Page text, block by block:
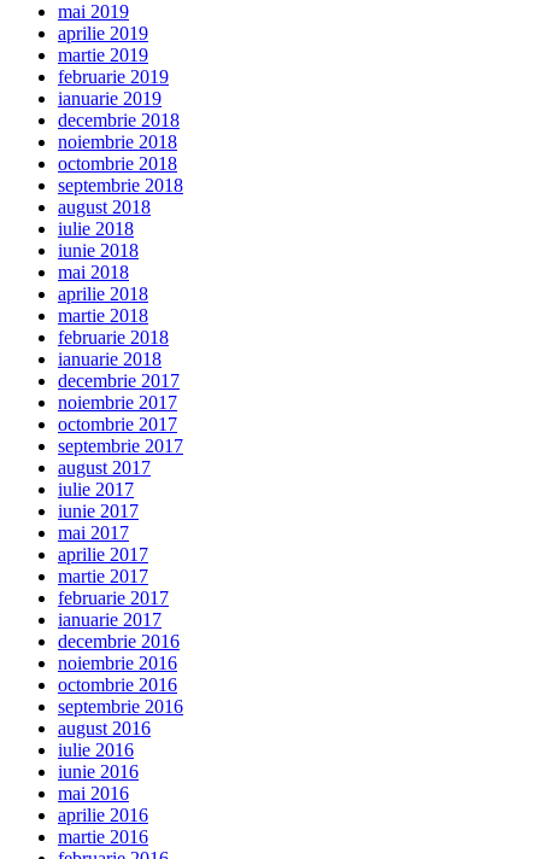
mai 2019
aprilie 2019
martie 2019
februarie 2019
ianuarie 2019
decembrie 2018
noiembrie 2018
octombrie 2018
septembrie 2018
august 2018
iulie 2018
iunie 2018
mai 2018
aprilie 2018
martie 2018
februarie 2018
ianuarie 2018
decembrie 2017
noiembrie 2017
octombrie 2017
septembrie 2017
august 2017
iulie 2017
iunie 2017
mai 2017
aprilie 2017
martie 2017
februarie 2017
ianuarie 2017
decembrie 2016
noiembrie 2016
octombrie 2016
septembrie 2016
august 2016
iulie 2016
iunie 2016
mai 2016
aprilie 2016
martie 2016